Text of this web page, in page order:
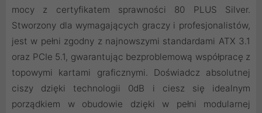
mocy z certyfikatem sprawności 80 PLUS Silver.
Stworzony dla wymagających graczy i profesjonalistów,
jest w pełni zgodny z najnowszymi standardami ATX 3.1
oraz PCIe 5.1, gwarantując bezproblemową współpracę z
topowymi kartami graficznymi. Doświadcz absolutnej
ciszy dzięki technologii 0dB i ciesz się idealnym
porządkiem w obudowie dzięki w pełni modularnej